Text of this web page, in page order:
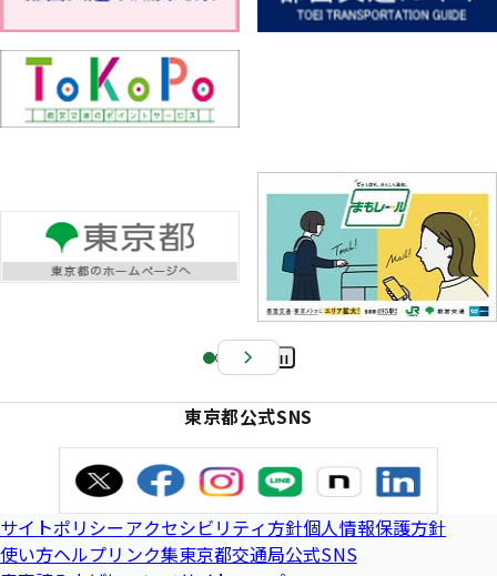
Pa
e
東京都公式SNS
サイトポリシーアクセシビリティ方針個人情報保護方針
使い方ヘルプリンク集東京都交通局公式SNS